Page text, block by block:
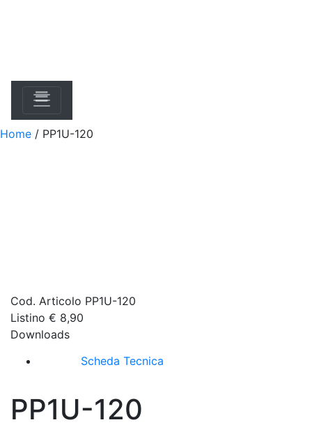
Home / PP1U-120
Cod. Articolo PP1U-120
Listino € 8,90
Downloads
Scheda Tecnica
PP1U-120